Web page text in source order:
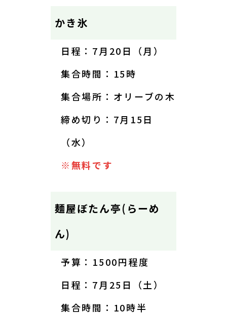
かき氷
日程：7月20日（月）
集合時間：15時
集合場所：オリーブの木
締め切り：7月15日
（水）
※無料です
麺屋ぼたん亭(らーめ
ん)
予算：1500円程度
日程：7月25日（土）
集合時間：10時半